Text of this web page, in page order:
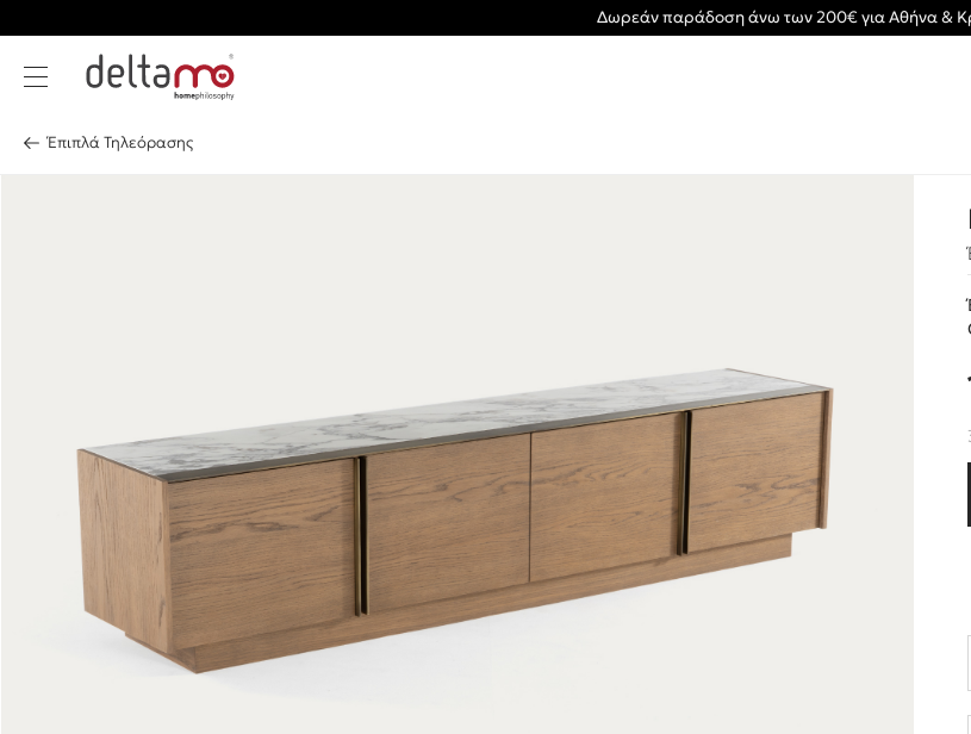
Δωρεάν παράδοση άνω των 200€ για Αθήνα &
Έπιπλά Τηλεόρασης